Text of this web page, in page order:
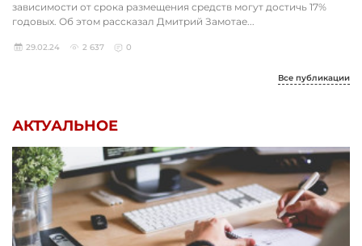
зависимости от срока размещения средств могут достичь 17%
годовых. Об этом рассказал Дмитрий Замотае...
29.02.24 2 637 0
Все публикации
АКТУАЛЬНОЕ